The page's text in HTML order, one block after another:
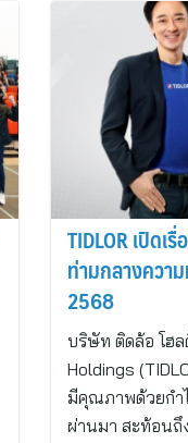
TIDLOR เปิดเ
ท่ามกลางควา
2568
บริษัท ติดล้อ โฮ
Holdings
มีคุณภาพด้วยกำไ
ผ่านมา สะท้อนถึ